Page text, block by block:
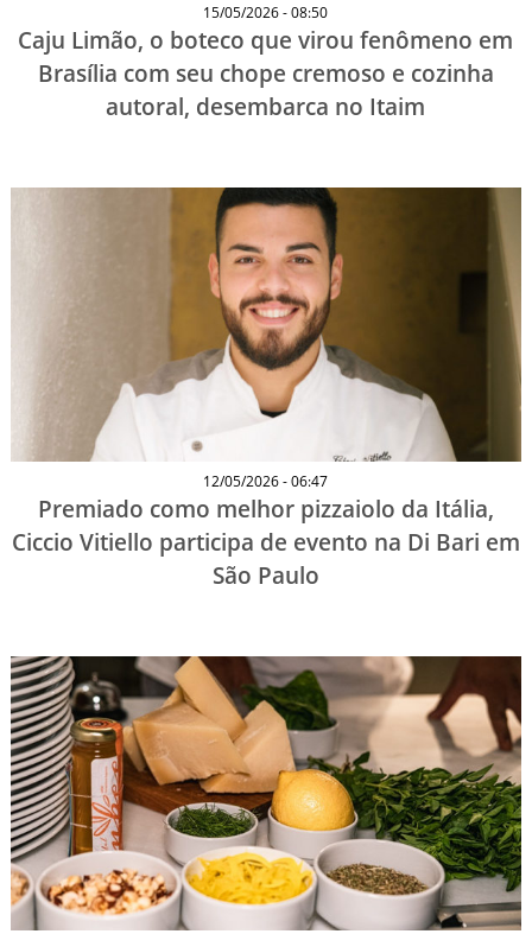
15/05/2026 - 08:50
Caju Limão, o boteco que virou fenômeno em
Brasília com seu chope cremoso e cozinha
autoral, desembarca no Itaim
12/05/2026 - 06:47
Premiado como melhor pizzaiolo da Itália,
Ciccio Vitiello participa de evento na Di Bari em
São Paulo